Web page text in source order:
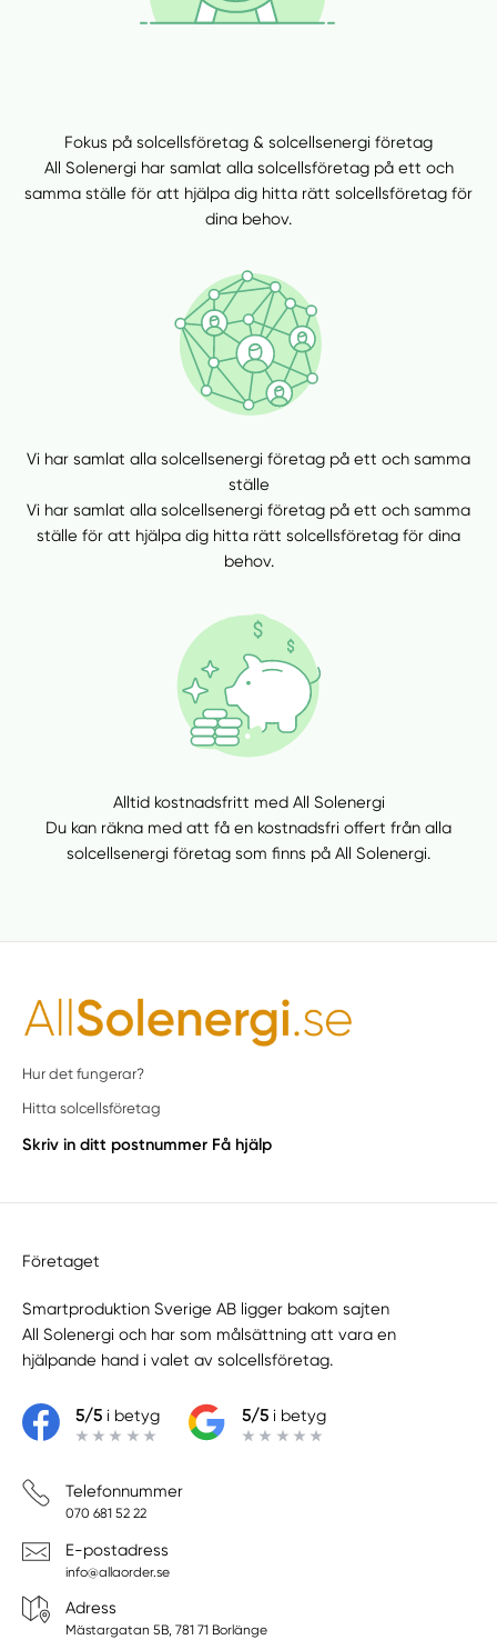
Fokus på solcellsföretag & solcellsenergi företag
All Solenergi har samlat alla solcellsföretag på ett och
samma ställe för att hjälpa dig hitta rätt solcellsföretag för
dina behov.
Vi har samlat alla solcellsenergi företag på ett och samma
ställe
Vi har samlat alla solcellsenergi företag på ett och samma
ställe för att hjälpa dig hitta rätt solcellsföretag för dina
behov.
Alltid kostnadsfritt med All Solenergi
Du kan räkna med att få en kostnadsfri offert från alla
solcellsenergi företag som finns på All Solenergi.
Hur det fungerar?
Hitta solcellsföretag
Skriv in ditt postnummer Få hjälp
Företaget
Smartproduktion Sverige AB ligger bakom sajten
All Solenergi och har som målsättning att vara en
hjälpande hand i valet av solcellsföretag.
5/5i betyg 5/5i betyg
Telefonnummer
070 681 52 22
E-postadress
info@allaorder.se
Adress
Mästargatan 5B, 781 71 Borlänge